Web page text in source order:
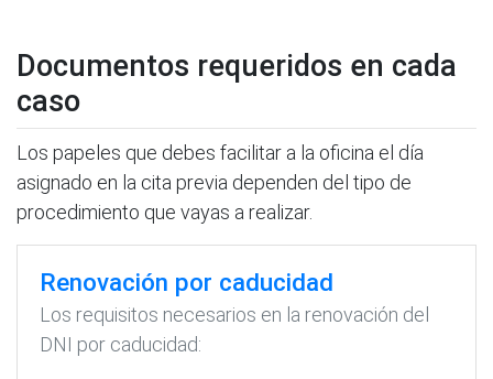
Documentos requeridos en cada
caso
Los papeles que debes facilitar a la oficina el día
asignado en la cita previa dependen del tipo de
procedimiento que vayas a realizar.
Renovación por caducidad
Los requisitos necesarios en la renovación del
DNI por caducidad: